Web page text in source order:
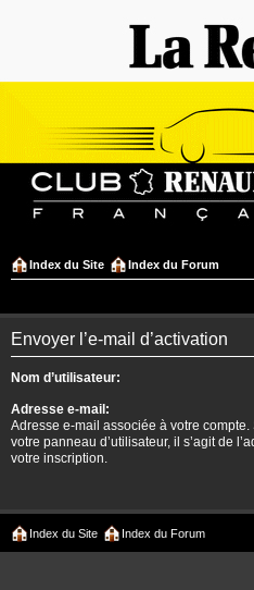
Index du Site Index du Forum
Envoyer l’e-mail d’activation
Nom d’utilisateur:
Adresse e-mail:
Adresse e-mail associée à votre
votre panneau d’utilisateur, il s’agit de
votre inscription.
Index du Site Index du Forum